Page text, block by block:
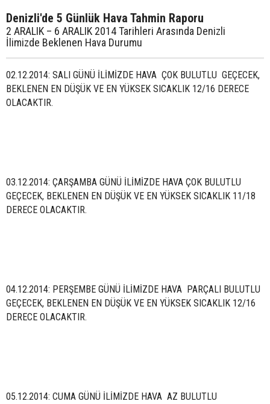
Denizli'de 5 Günlük Hava Tahmin Raporu
2 ARALIK – 6 ARALIK 2014 Tarihleri Arasında Denizli
İlimizde Beklenen Hava Durumu
02.12.2014: SALI GÜNÜ İLİMİZDE HAVA ÇOK BULUTLU GEÇECEK,
BEKLENEN EN DÜŞÜK VE EN YÜKSEK SICAKLIK 12/16 DERECE
OLACAKTIR.
03.12.2014: ÇARŞAMBA GÜNÜ İLİMİZDE HAVA ÇOK BULUTLU
GEÇECEK, BEKLENEN EN DÜŞÜK VE EN YÜKSEK SICAKLIK 11/18
DERECE OLACAKTIR.
04.12.2014: PERŞEMBE GÜNÜ İLİMİZDE HAVA PARÇALI BULUTLU
GEÇECEK, BEKLENEN EN DÜŞÜK VE EN YÜKSEK SICAKLIK 12/16
DERECE OLACAKTIR.
05.12.2014: CUMA GÜNÜ İLİMİZDE HAVA AZ BULUTLU